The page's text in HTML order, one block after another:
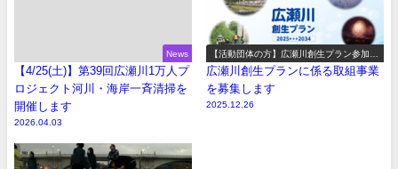
News
【4/25(土)】第39回広瀬川1万人プ
ロジェクト河川・海岸一斉清掃を
開催します
2026.04.03
【活動団体の方】広瀬川創生プラン参加事
業の募集
広瀬川創生プランに係る取組事業
を募集します
2025.12.26